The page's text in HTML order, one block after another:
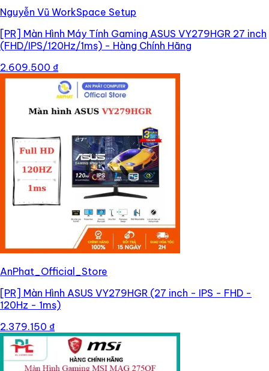
Nguyễn Vũ WorkSpace Setup
[PR] Màn Hình Máy Tính Gaming ASUS VY279HGR 27 inch
(FHD/IPS/120Hz/1ms) - Hàng Chính Hãng
2.609.500 ₫
AnPhat_Official_Store
[PR] Màn Hình ASUS VY279HGR (27 inch - IPS - FHD -
120Hz - 1ms)
2.379.150 ₫